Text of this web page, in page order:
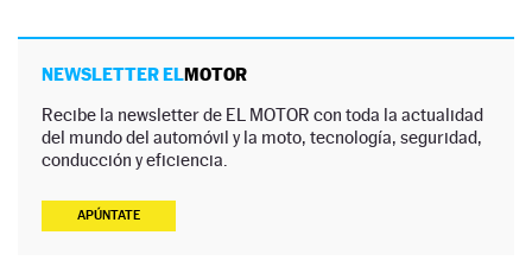
NEWSLETTER ELMOTOR
Recibe la newsletter de EL MOTOR con toda la actualidad
del mundo del automóvil y la moto, tecnología, seguridad,
conducción y eficiencia.
APÚNTATE